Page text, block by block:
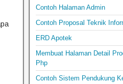
Contoh Halaman Admin
Contoh Proposal Teknik
ERD Apotek
Membuat Halaman Detail
Php
Contoh Sistem Pendukung